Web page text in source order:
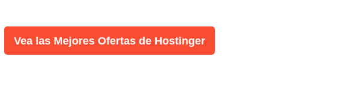
Vea las Mejores Ofertas de Hostinger